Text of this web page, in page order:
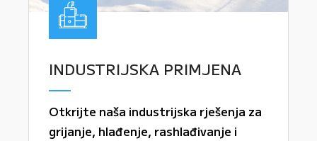
INDUSTRIJSKA PRIMJENA
Otkrijte naša industrijska rješenja za
grijanje, hlađenje, rashlađivanje i